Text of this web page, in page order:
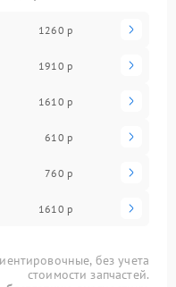
1260 р
1910 р
1610 р
610 р
760 р
1610 р
без учета
стоимости запчастей.